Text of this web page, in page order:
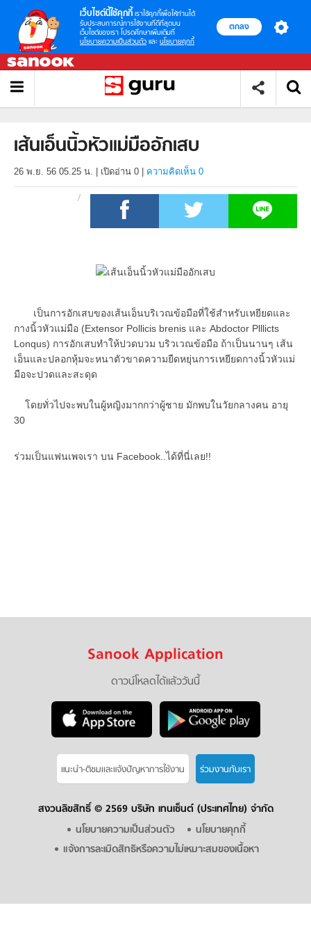
เว็บไซต์นี้ใช้คุกกี้ เราใช้คุกกี้เพื่อให้ท่านได้
รับประสบการณ์การใช้งานที่ดีที่สุดบน
เว็บไซต์ของเรา โปรดศึกษาเพิ่มเติมที่
นโยบายความเป็นส่วนตัว และ นโยบายคุกกี้
ตกลง
เส้นเอ็นนิ้วหัวแม่มืออักเสบ
26 พ.ย. 56 05.25 น. เปิดอ่าน 0 ความคิดเห็น 0
เป็นการอักเสบของเส้นเอ็นบริเวณข้อมือที่ใช้สำหรับเหยียดและ
กางนิ้วหัวแม่มือ (Extensor Pollicis brenis และ Abdoctor Plllicts
Lonqus) การอักเสบทำให้ปวดบวม บริวเวณข้อมือ ถ้าเป็นนานๆ เส้น
เอ็นและปลอกหุ้มจะหนาตัวขาดความยืดหยุ่นการเหยียดกางนิ้วหัวแม่
มือจะปวดและสะดุด
โดยทั่วไปจะพบในผู้หญิงมากกว่าผู้ชาย มักพบในวัยกลางคน อายุ
30
ร่วมเป็นแฟนเพจเรา บน Facebook..ได้ที่นี่เลย!!
Sanook Application
ดาวน์โหลดได้แล้ววันนี้
แนะนำ-ติชมเเละแจ้งปัญหาการใช้งาน ร่วมงานกับเรา
สงวนลิขสิทธิ์ © 2569 บริษัท เทนเซ็นต์ (ประเทศไทย) จำกัด
นโยบายความเป็นส่วนตัว
นโยบายคุกกี้
แจ้งการละเมิดสิทธิหรือความไม่เหมาะสมของเนื้อหา